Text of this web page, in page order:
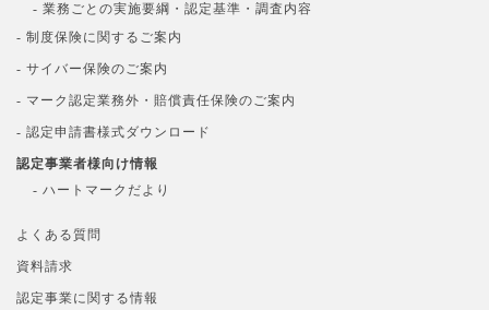
- 業務ごとの実施要綱・認定基準・調査内容
- 制度保険に関するご案内
- サイバー保険のご案内
- マーク認定業務外・賠償責任保険のご案内
- 認定申請書様式ダウンロード
認定事業者様向け情報
- ハートマークだより
よくある質問
資料請求
認定事業に関する情報